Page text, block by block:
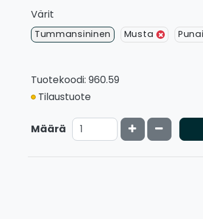
Värit
Tummansininen Musta
Tuotekoodi: 960.59
Tilaustuote
Määrä Kasvata